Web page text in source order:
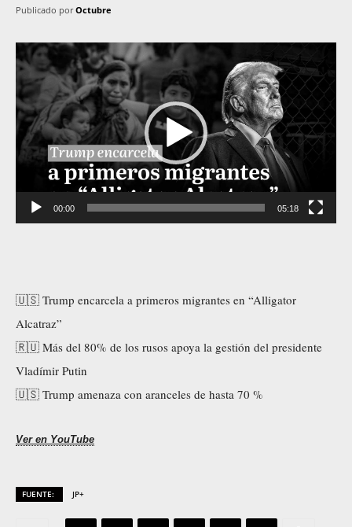
Publicado por Octubre
e
p
r
o
u
00:00 05:18
🇺🇸 Trump encarcela a primeros migrantes en “Alligator
Alcatraz”
🇷🇺 Más del 80% de los rusos apoya la gestión del presidente
Vladímir Putin
🇺🇸 Trump amenaza con aranceles de hasta 70 %
Ver en YouTube
FUENTE: JP+